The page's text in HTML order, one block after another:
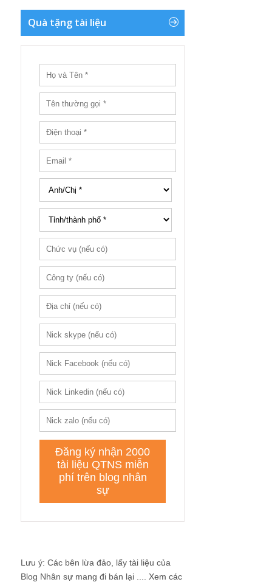
Quà tặng tài liệu
Lưu ý: Các bên lừa đảo, lấy tài liệu của
Blog Nhân sự mang đi bán lại .... Xem các